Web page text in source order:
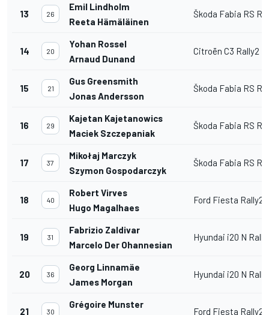
13 26
Emil Lindholm
Reeta Hämäläinen
Škoda Fabia RS
14 20
Yohan Rossel
Arnaud Dunand
Citroën C3 Rally2
15 21
Gus Greensmith
Jonas Andersson
Škoda Fabia RS
16 29
Kajetan Kajetanowics
Maciek Szczepaniak
Škoda Fabia RS
17 37
Mikołaj Marczyk
Szymon Gospodarczyk
Škoda Fabia RS
18 40
Robert Virves
Hugo Magalhaes
Ford Fiesta Rally2
19 31
Fabrizio Zaldivar
Marcelo Der Ohannesian
Hyundai i20 N
20 36
Georg Linnamäe
James Morgan
Hyundai i20 N
21 30
Grégoire Munster
Ford Fiesta Rally2